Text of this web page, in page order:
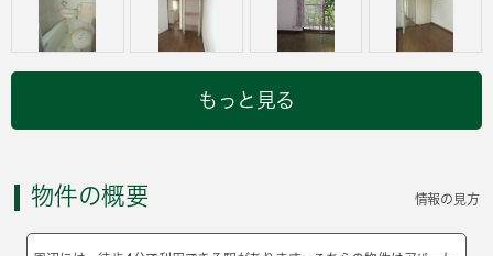
もっと見る
物件の概要 情報の見方